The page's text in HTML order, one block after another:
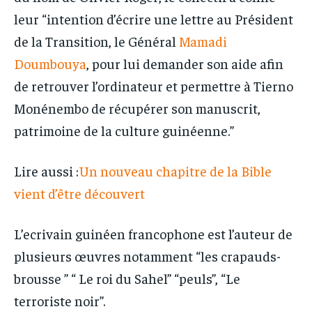
leur “intention d’écrire une lettre au Président
de la Transition, le Général Mamadi
Doumbouya, pour lui demander son aide afin
de retrouver l’ordinateur et permettre à Tierno
Monénembo de récupérer son manuscrit,
patrimoine de la culture guinéenne.”
Lire aussi :Un nouveau chapitre de la Bible
vient d’être découvert
L’ecrivain guinéen francophone est l’auteur de
plusieurs œuvres notamment “les crapauds-
brousse ” “ Le roi du Sahel” “peuls”, “Le
terroriste noir”.